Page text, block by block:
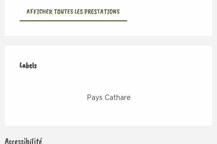
AFFICHER TOUTES LES PRESTATIONS
Labels
Labels
Pays Cathare
Accessibilité